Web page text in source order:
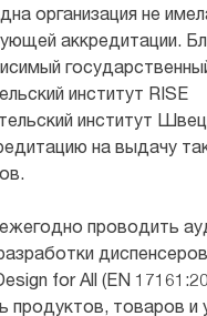
организация не
аккредитации.
институт RISE
институт
на выдачу
проводить
for All (EN
продуктов, товаров и